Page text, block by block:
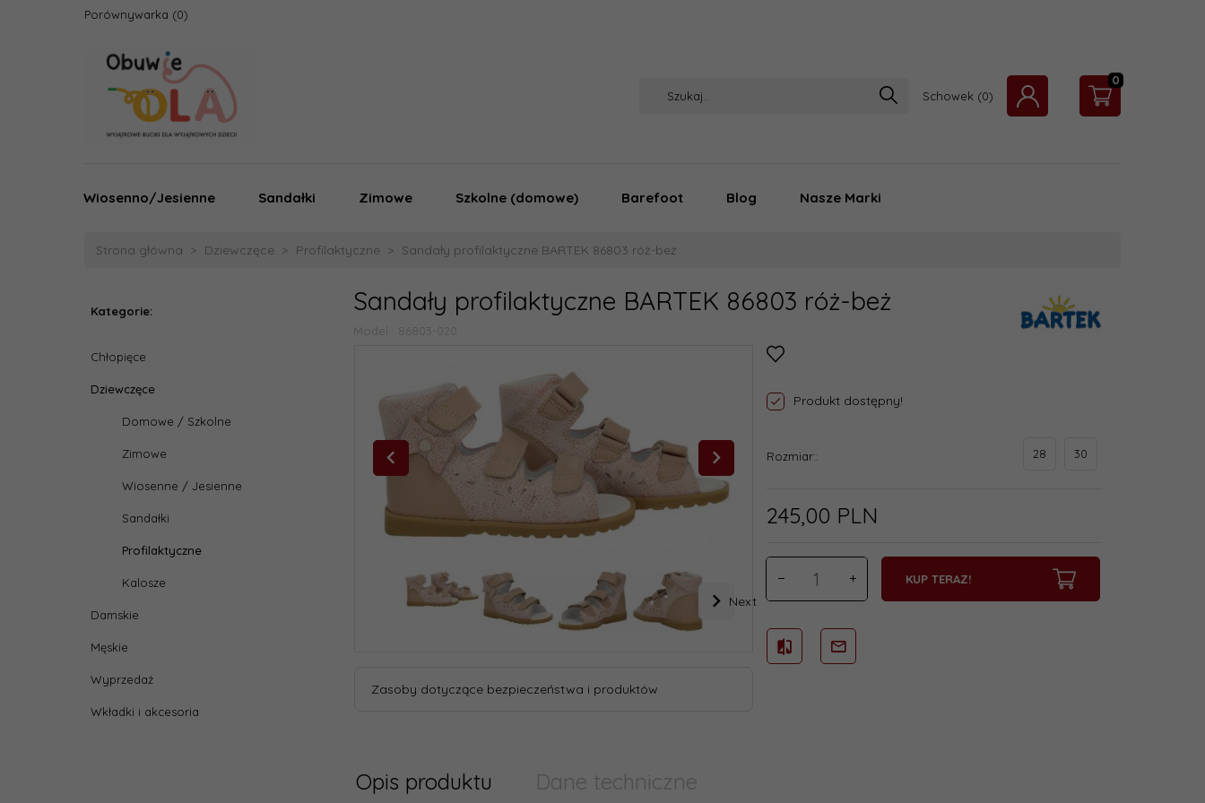
Porównywarka
Schowek
0
Wiosenno/Jesienne Sandałki Zimowe Szkolne (domowe) Barefoot Blog Nasze Marki
Strona główna Dziewczęce Profilaktyczne Sandały profilaktyczne BARTEK 86803 róż-beż
Kategorie:
Chłopięce
Dziewczęce
Domowe / Szkolne
Zimowe
Wiosenne / Jesienne
Sandałki
Profilaktyczne
Kalosze
Damskie
Męskie
Wyprzedaż
Wkładki i akcesoria
Sandały profilaktyczne BARTEK 86803 róż-beż
Model: 86803-020
Next
Zasoby dotyczące bezpieczeństwa i produktów
Produkt dostępny!
Rozmiar:: 28 30
245,00 PLN
KUP TERAZ!
Opis produktu Dane techniczne